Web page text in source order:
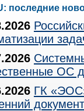
последние
ОС
ГК